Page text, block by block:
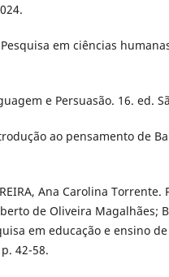
em ciências
e Persuasão. 16. ed.
ao pensamento de
Ana Carolina
de Oliveira Magalhães;
em educação e ensino
42-58.